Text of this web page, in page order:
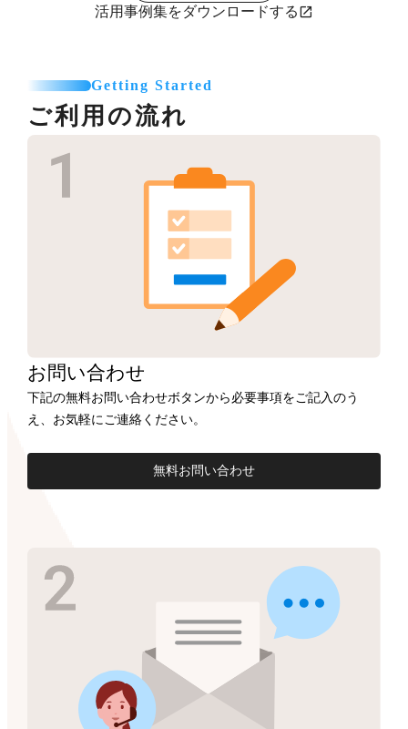
活用事例集をダウンロードする
Getting Started
ご利用の流れ
お問い合わせ
下記の無料お問い合わせボタンから必要事項をご記入のう
え、お気軽にご連絡ください。
無料お問い合わせ